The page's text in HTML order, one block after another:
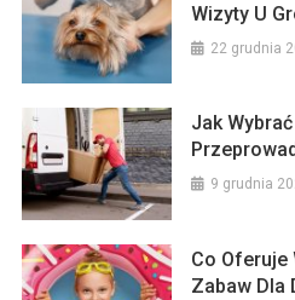
Wizyty U
22 grudnia
Jak
9 grudnia
Co Oferuje
Zabaw Dla